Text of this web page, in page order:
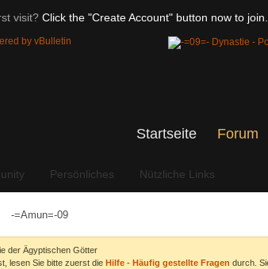
visit? Click the "Create Account" button now to join.
Startseite Forum
Persönliches Nützliche Links
-=Amun=-09
der Ägyptischen Götter
lesen Sie bitte zuerst die Hilfe - Häufig gestellte Fragen durch.